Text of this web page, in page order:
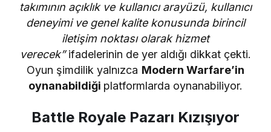
takımının açıklık ve kullanıcı arayüzü, kullanıcı
deneyimi ve genel kalite konusunda birincil
iletişim noktası olarak hizmet
verecek”ifadelerinin de yer aldığı dikkat çekti.
Oyun şimdilik yalnızca Modern Warfare’in
oynanabildiği platformlarda oynanabiliyor.
Battle Royale Pazarı Kızışıyor